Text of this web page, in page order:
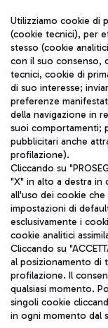
Seguici sui
Aeroporti di Roma
coordinamento di
Codice fiscale e
IVA 06572251004
Capitale sociale
Sede legale: Via
telefono +39 06
Utilizziamo cookie di
(cookie tecnici), per
stesso (cookie
con il suo consenso,
tecnici, cookie di
di suo interesse;
preferenze
della navigazione in
suoi comportamenti;
pubblicitari anche
profilazione).
Cliccando su
"X" in alto a destra in
all'uso dei cookie
impostazioni di
esclusivamente i
cookie analitici
Cliccando su
al posizionamento di
profilazione. Il
qualsiasi momento.
singoli cookie
in ogni momento dal